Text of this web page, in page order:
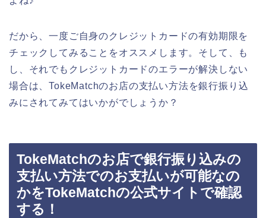
だから、一度ご自身のクレジットカードの有効期限を
チェックしてみることをオススメします。そして、も
し、それでもクレジットカードのエラーが解決しない
場合は、TokeMatchのお店の支払い方法を銀行振り込
みにされてみてはいかがでしょうか？
TokeMatchのお店で銀行振り込みの
支払い方法でのお支払いが可能なの
かをTokeMatchの公式サイトで確認
する！